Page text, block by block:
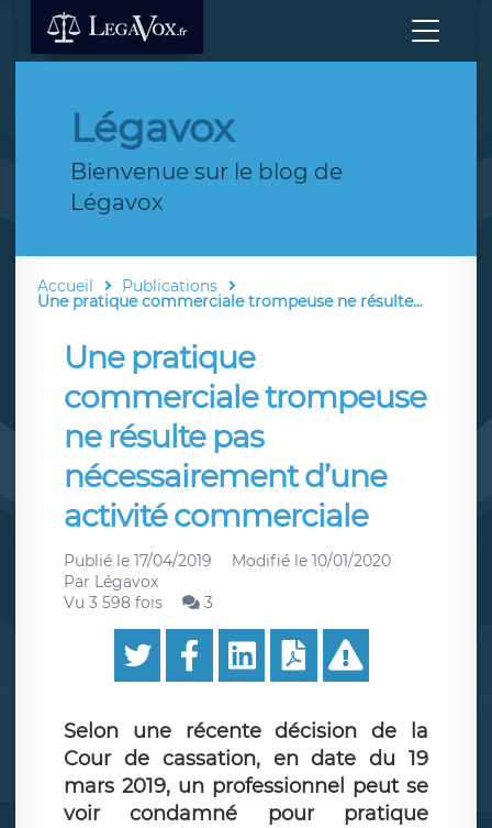
Légavox
Bienvenue sur le blog de
Légavox
Accueil Publications
Une pratique commerciale trompeuse ne résulte...
Une pratique
commerciale trompeuse
ne résulte pas
nécessairement d’une
activité commerciale
Publié le 17/04/2019 Modifié le 10/01/2020
Par Légavox
Vu 3 598 fois
3
Selon une récente décision de la
Cour de cassation, en date du 19
mars 2019, un professionnel peut se
voir condamné pour pratique